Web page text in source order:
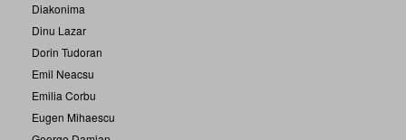
Diakonima
Dinu Lazar
Dorin Tudoran
Emil Neacsu
Emilia Corbu
Eugen Mihaescu